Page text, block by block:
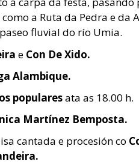
a Ruta da Pedra e da
fluvial do río Umia.
e Con De Xido.
Alambique.
popularesata as 18.00 h.
Martínez Bemposta.
cantada e procesión co